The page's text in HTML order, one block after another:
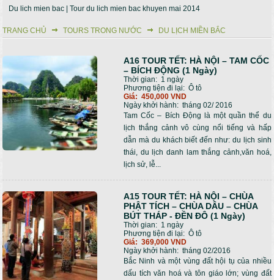
Du lich mien bac | Tour du lich mien bac khuyen mai 2014
Bạn đang ở đây
TRANG CHỦ TOURS TRONG NƯỚC DU LỊCH MIỀN BẮC
A16 TOUR TẾT: HÀ NỘI – TAM CỐC
– BÍCH ĐỘNG (1 Ngày)
Thời gian: 1 ngày
Phương tiện đi lại: Ô tô
Giá: 450,000 VND
Ngày khởi hành: tháng 02/ 2016
Tam Cốc – Bích Động là một quần thể du
lịch thắng cảnh vô cùng nổi tiếng và hấp
dẫn mà du khách biết đến như: du lịch sinh
thái, du lịch danh lam thắng cảnh,văn hoá,
lịch sử, lễ...
A15 TOUR TẾT: HÀ NỘI – CHÙA
PHẬT TÍCH – CHÙA DÂU – CHÙA
BÚT THÁP - ĐỀN ĐÔ (1 Ngày)
Thời gian: 1 ngày
Phương tiện đi lại: Ô tô
Giá: 369,000 VND
Ngày khởi hành: tháng 02/2016
Bắc Ninh và một vùng đất hội tụ của nhiều
dấu tích văn hoá và tôn giáo lớn; vùng đất